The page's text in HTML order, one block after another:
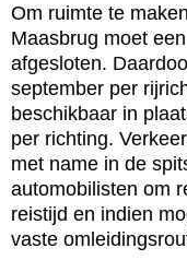
Om ruimte te
Maasbrug moet
afgesloten.
september per
beschikbaar in
per richting.
met name in de
automobilisten om
reistijd en indien
vaste